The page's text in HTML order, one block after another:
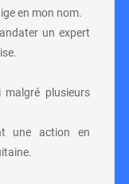
en mon nom.
un expert
malgré plusieurs
une action en